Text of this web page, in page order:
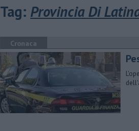
Tag: Provincia Di
Cronaca